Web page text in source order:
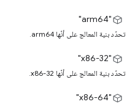
"arm64"
تحدّد بنية المعالج على أنّها arm64.
"x86-32"
تحدّد بنية المعالج على أنّها x86-32.
‫"x86-64"